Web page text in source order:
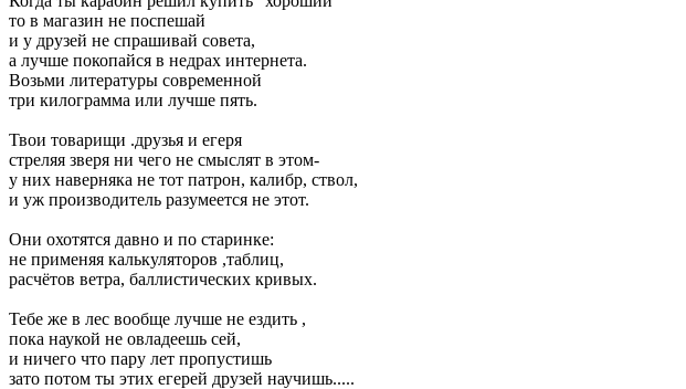
то в магазин не поспешай
и у друзей не спрашивай совета,
а лучше покопайся в недрах интернета.
Возьми литературы современной
три килограмма или лучше пять.
Твои товарищи .друзья и егеря
стреляя зверя ни чего не смыслят в этом-
у них наверняка не тот патрон, калибр, ствол,
и уж производитель разумеется не этот.
Они охотятся давно и по старинке:
не применяя калькуляторов ,таблиц,
расчётов ветра, баллистических кривых.
Тебе же в лес вообще лучше не ездить ,
пока наукой не овладеешь сей,
и ничего что пару лет пропустишь
зато потом ты этих егерей друзей научишь.....